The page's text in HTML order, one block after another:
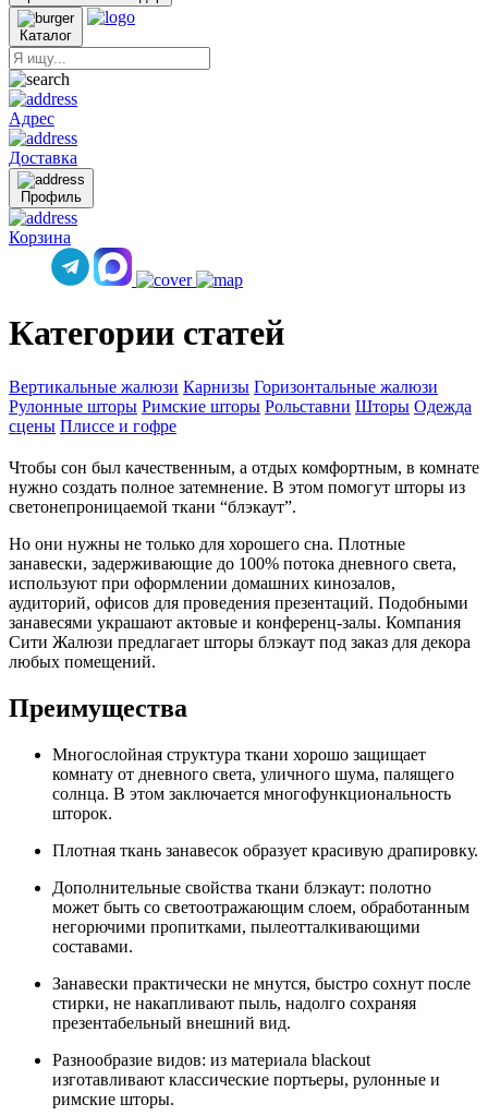
Каталог
Адрес
Доставка
Профиль
Корзина
Категории статей
Вертикальные жалюзи Карнизы Горизонтальные жалюзи
Рулонные шторы Римские шторы Рольставни Шторы Одежда
сцены Плиссе и гофре
Чтобы сон был качественным, а отдых комфортным, в комнате
нужно создать полное затемнение. В этом помогут шторы из
светонепроницаемой ткани “блэкаут”.
Но они нужны не только для хорошего сна. Плотные
занавески, задерживающие до 100% потока дневного света,
используют при оформлении домашних кинозалов,
аудиторий, офисов для проведения презентаций. Подобными
занавесями украшают актовые и конференц-залы. Компания
Сити Жалюзи предлагает шторы блэкаут под заказ для декора
любых помещений.
Преимущества
Многослойная структура ткани хорошо защищает
комнату от дневного света, уличного шума, палящего
солнца. В этом заключается многофункциональность
шторок.
Плотная ткань занавесок образует красивую драпировку.
Дополнительные свойства ткани блэкаут: полотно
может быть со светоотражающим слоем, обработанным
негорючими пропитками, пылеотталкивающими
составами.
Занавески практически не мнутся, быстро сохнут после
стирки, не накапливают пыль, надолго сохраняя
презентабельный внешний вид.
Разнообразие видов: из материала blackout
изготавливают классические портьеры, рулонные и
римские шторы.